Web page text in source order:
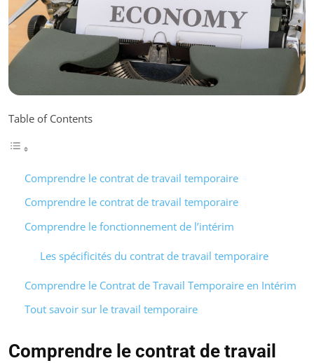
Table of Contents
Comprendre le contrat de travail temporaire
Comprendre le contrat de travail temporaire
Comprendre le fonctionnement de l’intérim
Les spécificités du contrat de travail temporaire
Comprendre le Contrat de Travail Temporaire en Intérim
Tout savoir sur le travail temporaire
Comprendre le contrat de travail